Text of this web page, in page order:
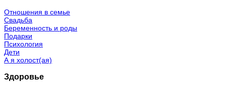
Отношения в семье
Свадьба
Беременность и роды
Подарки
Психология
Дети
А я холост(ая)
Здоровье